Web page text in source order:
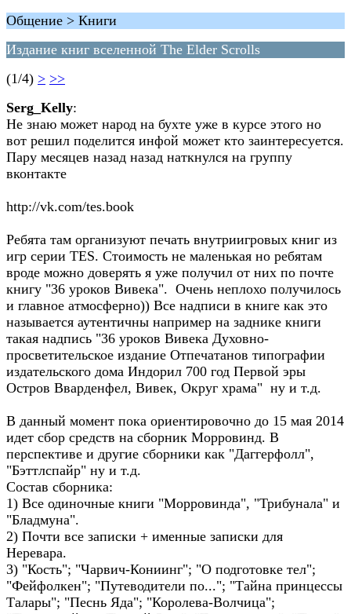
Общение > Книги
Издание книг вселенной The Elder Scrolls
(1/4) > >>
Serg_Kelly:
Не знаю может народ на бухте уже в курсе этого но
вот решил поделится инфой может кто заинтересуется.
Пару месяцев назад назад наткнулся на группу
вконтакте
http://vk.com/tes.book
Ребята там организуют печать внутриигровых книг из
игр серии TES. Стоимость не маленькая но ребятам
вроде можно доверять я уже получил от них по почте
книгу "36 уроков Вивека". Очень неплохо получилось
и главное атмосферно)) Все надписи в книге как это
называется аутентичны например на заднике книги
такая надпись "36 уроков Вивека Духовно-
просветительское издание Отпечатанов типографии
издательского дома Индорил 700 год Первой эры
Остров Вварденфел, Вивек, Округ храма" ну и т.д.
В данный момент пока ориентировочно до 15 мая 2014
идет сбор средств на сборник Морровинд. В
перспективе и другие сборники как "Даггерфолл",
"Бэттлспайр" ну и т.д.
Состав сборника:
1) Все одиночные книги "Морровинда", "Трибунала" и
"Бладмуна".
2) Почти все записки + именные записки для
Неревара.
3) "Кость"; "Чарвич-Кониинг"; "О подготовке тел";
"Фейфолкен"; "Путеводители по..."; "Тайна принцессы
Талары"; "Песнь Яда"; "Королева-Волчица";